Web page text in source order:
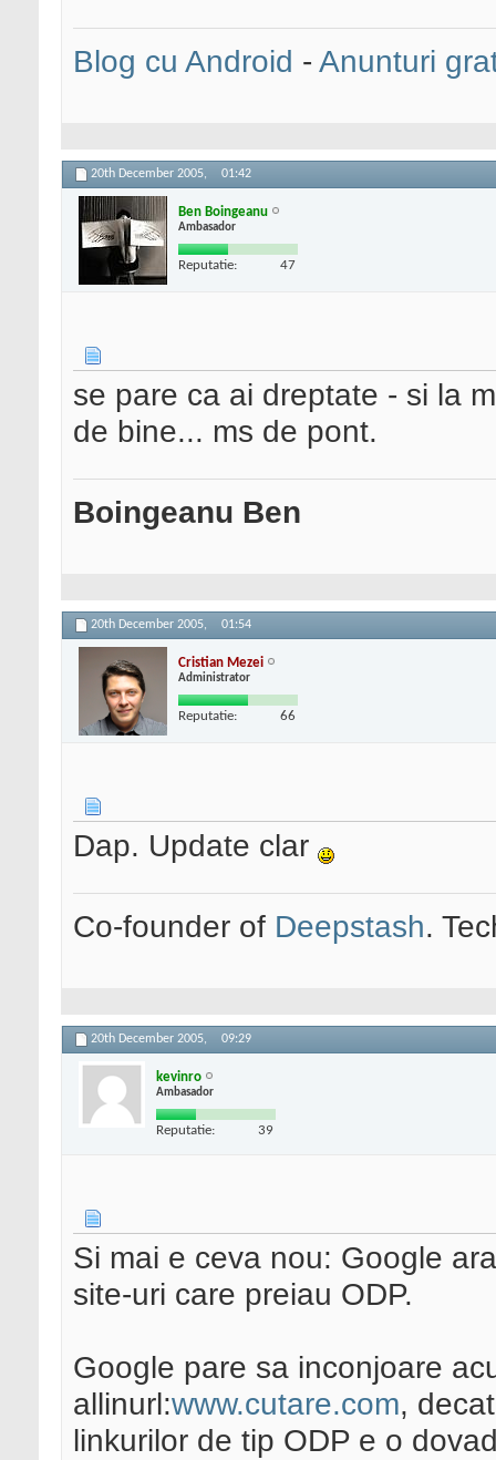
Blog cu Android - Anunturi
20th December 2005, 01:42
Ben Boingeanu
Ambasador
Reputatie: 47
se pare ca ai dreptate - si la
de bine... ms de pont.
Boingeanu Ben
20th December 2005, 01:54
Cristian Mezei
Administrator
Reputatie: 66
Dap. Update clar
Co-founder of Deepstash.
20th December 2005, 09:29
kevinro
Ambasador
Reputatie: 39
Si mai e ceva nou: Google
site-uri care preiau ODP.
Google pare sa inconjoare
allinurl:www.cutare.com,
linkurilor de tip ODP e o